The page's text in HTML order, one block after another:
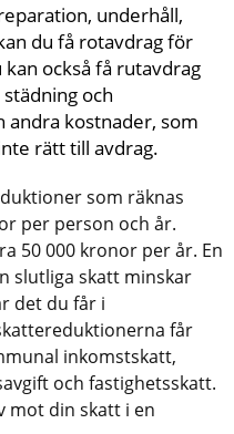
underhåll,
du få rotavdrag för
också få rutavdrag
och
kostnader, som
rätt till avdrag.
som räknas
per person och år.
50 000 kronor per år. En
slutliga skatt minskar
det du får i
får
inkomstskatt,
och fastighetsskatt.
mot din skatt i en